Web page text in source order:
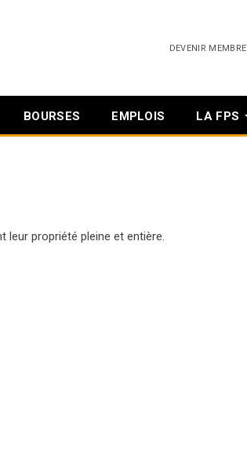
DEVENIR MEMBRE
BOURSES EMPLOIS LA FPS
leur propriété pleine et entière.